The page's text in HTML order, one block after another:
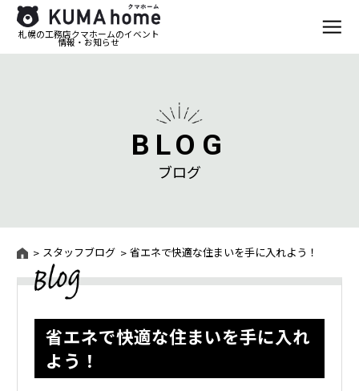
札幌の工務店クマホームのイベント
情報・お知らせ
BLOG
ブログ
スタッフブログ 省エネで快適な住まいを手に入れよう！
省エネで快適な住まいを手に入れ
よう！